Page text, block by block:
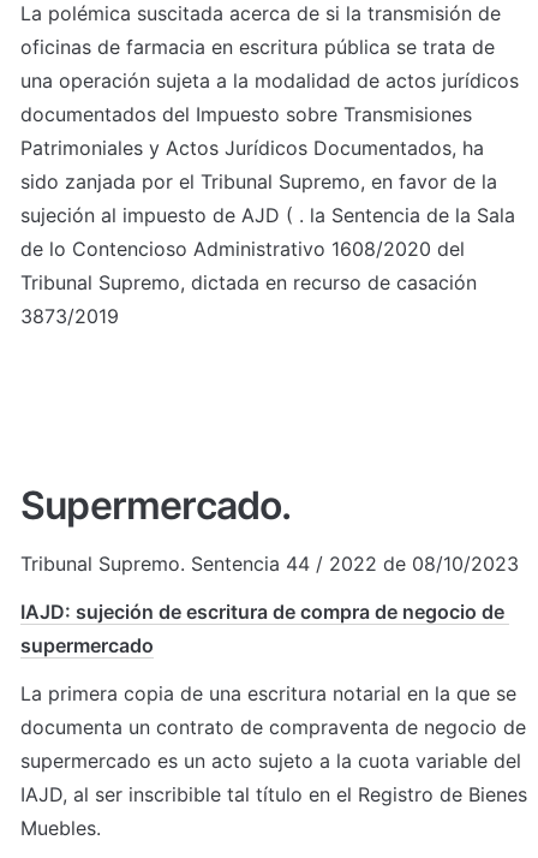
La polémica suscitada acerca de si la transmisión de
oficinas de farmacia en escritura pública se trata de
una operación sujeta a la modalidad de actos jurídicos
documentados del Impuesto sobre Transmisiones
Patrimoniales y Actos Jurídicos Documentados, ha
sido zanjada por el Tribunal Supremo, en favor de la
sujeción al impuesto de AJD ( . la Sentencia de la Sala
de lo Contencioso Administrativo 1608/2020 del
Tribunal Supremo, dictada en recurso de casación
3873/2019
Supermercado.
IAJD: sujeción de escritura de compra de negocio de
supermercado
La primera copia de una escritura notarial en la que se
documenta un contrato de compraventa de negocio de
supermercado es un acto sujeto a la cuota variable del
IAJD, al ser inscribible tal título en el Registro de Bienes
Muebles.